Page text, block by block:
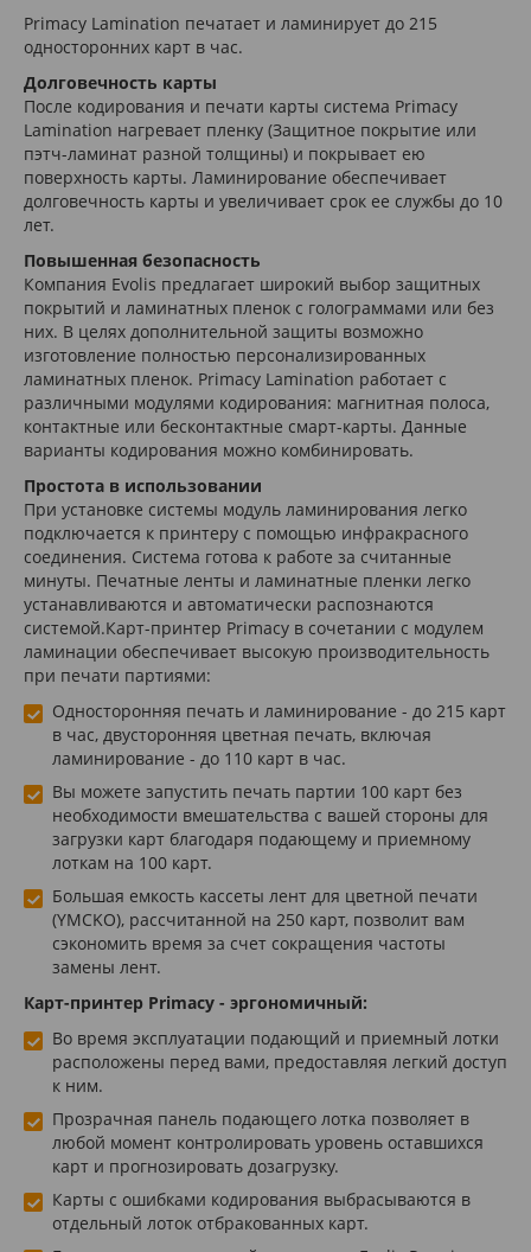
Primacy Lamination печатает и ламинирует до 215
односторонних карт в час.
Долговечность карты
После кодирования и печати карты система Primacy
Lamination нагревает пленку (Защитное покрытие или
пэтч-ламинат разной толщины) и покрывает ею
поверхность карты. Ламинирование обеспечивает
долговечность карты и увеличивает срок ее службы до 10
лет.
Повышенная безопасность
Компания Evolis предлагает широкий выбор защитных
покрытий и ламинатных пленок с голограммами или без
них. В целях дополнительной защиты возможно
изготовление полностью персонализированных
ламинатных пленок. Primacy Lamination работает с
различными модулями кодирования: магнитная полоса,
контактные или бесконтактные смарт-карты. Данные
варианты кодирования можно комбинировать.
Простота в использовании
При установке системы модуль ламинирования легко
подключается к принтеру с помощью инфракрасного
соединения. Система готова к работе за считанные
минуты. Печатные ленты и ламинатные пленки легко
устанавливаются и автоматически распознаются
системой.Карт-принтер Primacy в сочетании с модулем
ламинации обеспечивает высокую производительность
при печати партиями:
Односторонняя печать и ламинирование - до 215 карт
в час, двусторонняя цветная печать, включая
ламинирование - до 110 карт в час.
Вы можете запустить печать партии 100 карт без
необходимости вмешательства с вашей стороны для
загрузки карт благодаря подающему и приемному
лоткам на 100 карт.
Большая емкость кассеты лент для цветной печати
(YMCKO), рассчитанной на 250 карт, позволит вам
сэкономить время за счет сокращения частоты
замены лент.
Карт-принтер Primacy - эргономичный:
Во время эксплуатации подающий и приемный лотки
расположены перед вами, предоставляя легкий доступ
к ним.
Прозрачная панель подающего лотка позволяет в
любой момент контролировать уровень оставшихся
карт и прогнозировать дозагрузку.
Карты с ошибками кодирования выбрасываются в
отдельный лоток отбракованных карт.